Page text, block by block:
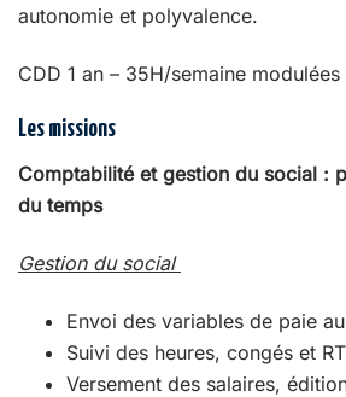
autonomie et polyvalence.
CDD 1 an – 35H/semaine modulées
Les missions
Comptabilité et gestion du social :
du temps
Gestion du social
Envoi des variables de paie
Suivi des heures, congés et
Versement des salaires,